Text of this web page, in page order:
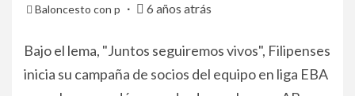
Baloncesto con p 6 años atrás
Bajo el lema, "Juntos seguiremos vivos", Filipenses
inicia su campaña de socios del equipo en liga EBA